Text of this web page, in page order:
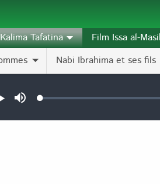
Kalima Tafatina
Nabi Ibrahima et ses fils
Film Issa al-
SourdineLoaded: